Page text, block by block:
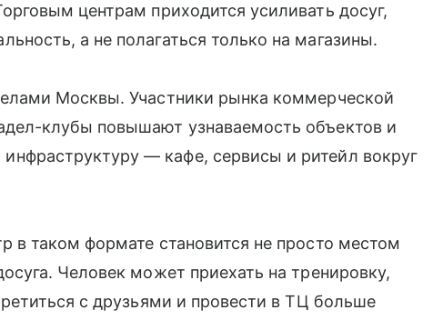
центрам приходится усиливать досуг,
а не полагаться только на магазины.
Москвы. Участники рынка коммерческой
клубы повышают узнаваемость объектов и
— кафе, сервисы и ритейл вокруг
в таком формате становится не просто местом
Человек может приехать на тренировку,
с друзьями и провести в ТЦ больше